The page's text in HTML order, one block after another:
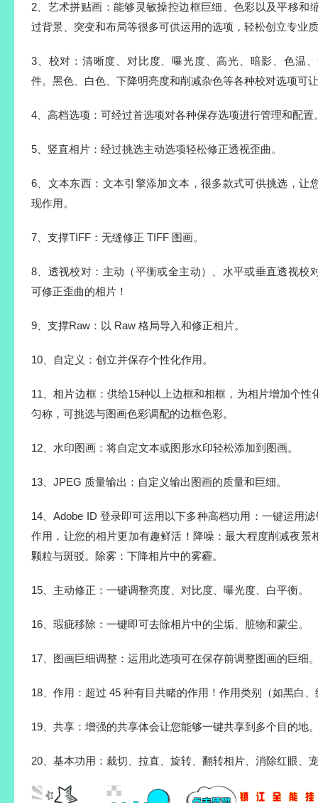
2、艺术拼贴画：能够灵敏操控边框巨细、色彩以及平移和
过背景、突变和布局等很多可供运用的选项，轻松创立专业
3、校对：清晰度、对比度、曝光度、高光、暗影、色温
件。黑色、白色、下降明亮度和削减杂色等各种校对选项可
4、高档选项：可经过首选项对各种保存选项进行管理和配置
5、竖直相片：经过挑选主动选项轻松修正透视歪曲。
6、文本东西：文本引擎添加文本，很多款式可供挑选，让
现作用。
7、支撑TIFF：无缝修正 TIFF 图画。
8、透视校对：主动（平衡或全主动）、水平或垂直透视校
可修正歪曲的相片！
9、支撑Raw：以 Raw 格局导入和修正相片。
10、自定义：创立并保存个性化作用。
11、相片边框：供给15种以上边框和相框，为相片增加个性
匀称，可挑选与图画色彩调配的边框色彩。
12、水印图画：将自定文本或图形水印轻松添加到图画。
13、JPEG 质量输出：自定义输出图画的质量和巨细。
14、Adobe ID 登录即可运用以下多种高档功用：一键运用
作用，让您的相片更加有趣鲜活！降噪：最大程度削减夜景
颗粒与斑驳。除雾：下降相片中的雾霾。
15、主动修正：一键调整亮度、对比度、曝光度、白平衡。
16、瑕疵移除：一键即可去除相片中的尘垢、脏物和蒙尘。
17、图画巨细调整：运用此选项可在保存前调整图画的巨细
18、作用：超过 45 种有目共睹的作用！作用类别（如黑白
19、共享：增强的共享体会让您能够一键共享到多个目的地
20、基本功用：裁切、拉直、旋转、翻转相片、消除红眼、